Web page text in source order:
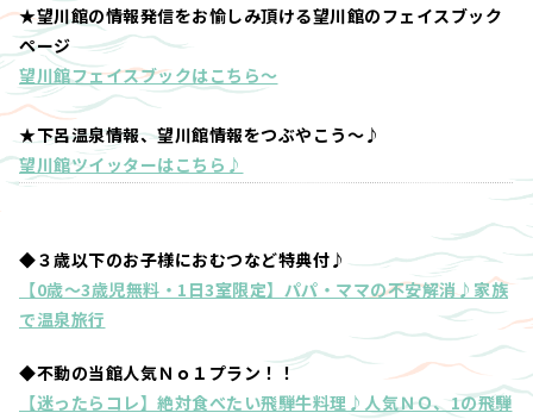
★望川館の情報発信をお愉しみ頂ける望川館のフェイスブック
ページ
望川館フェイスブックはこちら～
★下呂温泉情報、望川館情報をつぶやこう～♪
望川館ツイッターはこちら♪
◆３歳以下のお子様におむつなど特典付♪
【0歳～3歳児無料・1日3室限定】パパ・ママの不安解消♪家族
で温泉旅行
◆不動の当館人気Ｎｏ１プラン！！
【迷ったらコレ】絶対食べたい飛騨牛料理♪人気ＮＯ、1の飛騨